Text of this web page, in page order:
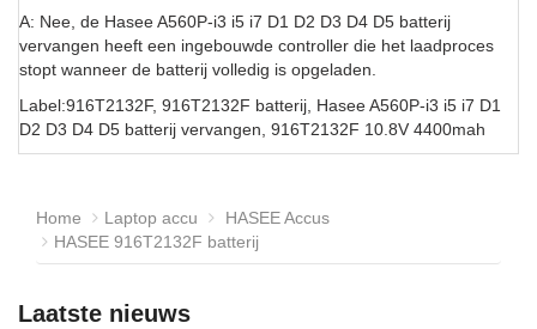
A: Nee, de Hasee A560P-i3 i5 i7 D1 D2 D3 D4 D5 batterij
vervangen heeft een ingebouwde controller die het laadproces
stopt wanneer de batterij volledig is opgeladen.
Label:916T2132F, 916T2132F batterij, Hasee A560P-i3 i5 i7 D1
D2 D3 D4 D5 batterij vervangen, 916T2132F 10.8V 4400mah
Home Laptop accu
HASEE Accus
HASEE 916T2132F batterij
Laatste nieuws